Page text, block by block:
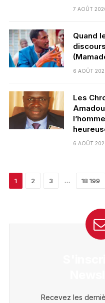
7 AOÛT
Quand
6 AOÛT
Les
6 AOÛT
1 2 3 … 18 199
Recevez les